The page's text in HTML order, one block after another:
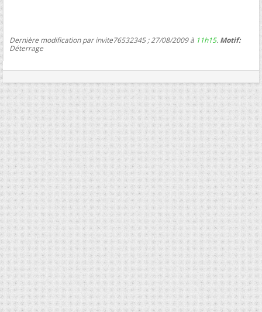
Dernière modification par invite76532345 ; 27/08/2009 à 11h15. Motif:
Déterrage